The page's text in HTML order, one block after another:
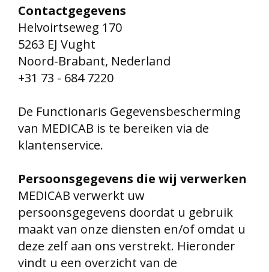
Contactgegevens
Helvoirtseweg 170
5263 EJ Vught
Noord-Brabant, Nederland
+31 73 - 684 7220
De Functionaris Gegevensbescherming
van MEDICAB is te bereiken via de
klantenservice.
Persoonsgegevens die wij verwerken
MEDICAB verwerkt uw
persoonsgegevens doordat u gebruik
maakt van onze diensten en/of omdat u
deze zelf aan ons verstrekt. Hieronder
vindt u een overzicht van de